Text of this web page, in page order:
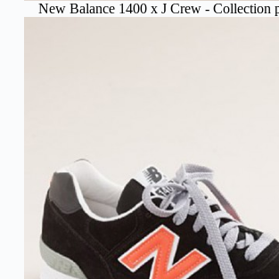
New Balance 1400 x J Crew - Collection